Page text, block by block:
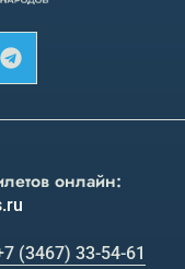
онлайн:
(3467) 33-54-61